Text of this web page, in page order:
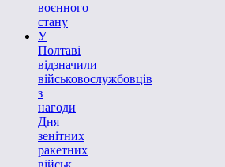
воєнного
стану
У
Полтаві
відзначили
військовослужбовців
з
нагоди
Дня
зенітних
ракетних
військ